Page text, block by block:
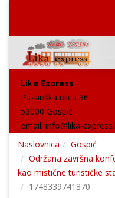
Lika Express
Pazariška ulica 36
53000 Gospić
email: info@lika-
Naslovnica
Gospić
Održana završna
kao mistične turističke
1748339741870